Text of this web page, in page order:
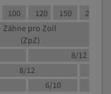
100 120 150 200
Zähne pro Zoll
(ZpZ)
8/12
8/12
6/10